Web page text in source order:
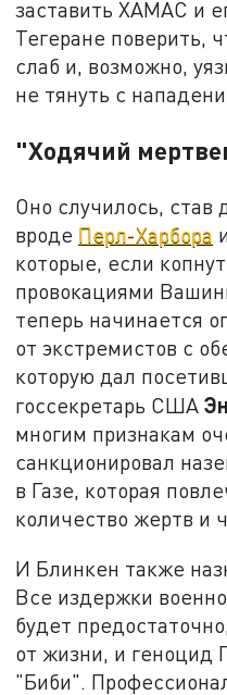
заставить ХАМАС и
Тегеране поверить,
слаб и, возможно,
не тянуть с
"Ходячий
Оно случилось, став
вроде Перл-Харбора
которые, если
провокациями
теперь начинается
от экстремистов с
которую дал
госсекретарь США
многим признакам
санкционировал
в Газе, которая
количество жертв и
И Блинкен также
Все издержки
будет
от жизни, и геноцид
"Биби".